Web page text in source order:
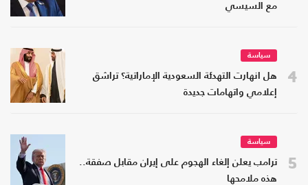
مع السيسي
4
سياسة
هل انهارت التهدئة السعودية الإماراتية؟ تراشق
إعلامي واتهامات جديدة
5
سياسة
ترامب يعلن إلغاء الهجوم على إيران مقابل صفقة..
هذه ملامحها